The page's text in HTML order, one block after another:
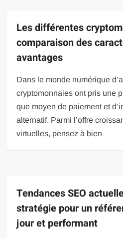
Les différentes
comparaison des
avantages
Dans le monde numérique
cryptomonnaies ont pris une
que moyen de paiement et
alternatif. Parmi l’offre
virtuelles, pensez à bien
Tendances SEO
stratégie pour un
jour et performant